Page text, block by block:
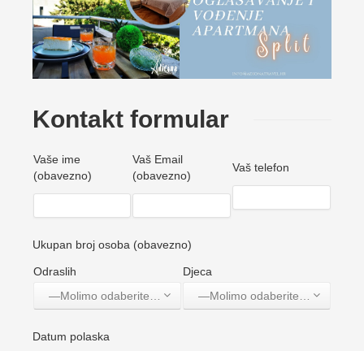
Kontakt formular
Vaše ime
(obavezno)
Vaš Email
(obavezno)
Vaš telefon
Ukupan broj osoba (obavezno)
Odraslih
—Molimo odaberite jednu opciju—
Djeca
—Molimo odaberite jednu opciju—
Datum polaska